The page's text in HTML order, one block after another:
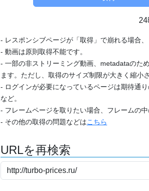
- レスポンシブページが「取得」で崩れる場合
- 動画は原則取得不能です。
- 一部の非ストリーミング動画、metadataのた
ます。ただし、取得のサイズ制限が大きく縮小
- ログインが必要になっているページは期待通
など。
- フレームページを取りたい場合、フレームの
- その他の取得の問題などはこちら
URLを再検索